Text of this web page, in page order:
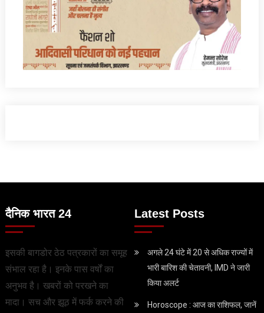
दैनिक भारत 24
इसकी बागडोर ठेठ पत्रकारों का समूह
संभाल रहा है। इनके पास वर्षों का
अनुभव है। खबरों को परखने का
मादा। सच और झूठ में फर्क करने की
Latest Posts
अगले 24 घंटे में 20 से अधिक राज्यों में
भारी बारिश की चेतावनी, IMD ने जारी
किया अलर्ट
Horoscope : आज का राशिफल, जानें